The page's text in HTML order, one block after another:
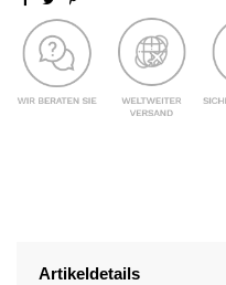
Artikeldetails